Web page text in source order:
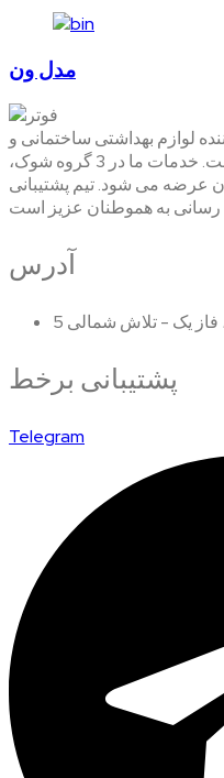
مدل ون
لوازم بهداشتی ساختمانی و
تاسیسات ساختمانی در بازار ایران است. خدمات ما در 3 گروه شوک،
عرضه می شود. تیم پشتیبانی
آدرس
یک - تلاش شمالی 5
پشتیبانی برخط
Telegram